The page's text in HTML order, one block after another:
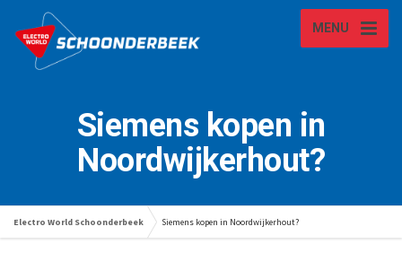
MENU
Siemens kopen in
Noordwijkerhout?
Electro World Schoonderbeek Siemens kopen in Noordwijkerhout?